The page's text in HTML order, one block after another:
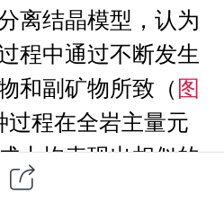
离结晶模型，认为
程中通过不断发生
和副矿物所致（ 图
过程在全岩主量元
上均表现出相似的
统地球化学手段难